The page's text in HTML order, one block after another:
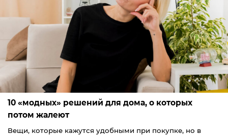
10 «модных» решений для дома, о которых
потом жалеют
Вещи, которые кажутся удобными при покупке, но в